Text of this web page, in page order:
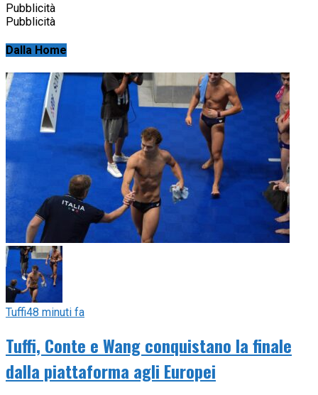
Pubblicità
Pubblicità
Dalla Home
Tuffi48 minuti fa
Tuffi, Conte e Wang conquistano la finale
dalla piattaforma agli Europei